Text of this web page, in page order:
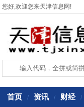
您好,欢迎您来天津信息网!
首页 / 资讯 / 财经 /